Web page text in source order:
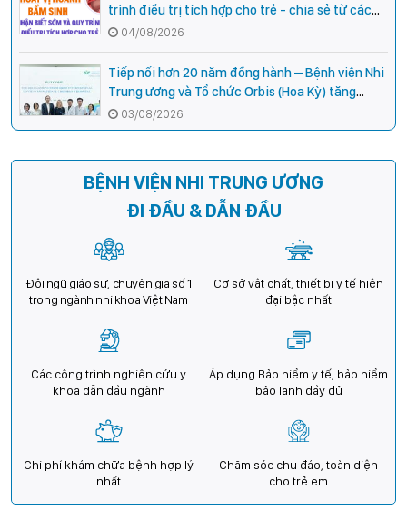
trình điều trị tích hợp cho trẻ - chia sẻ từ các
chuyên gia hàng đầu của Bệnh Viện Nhi Trung
ương
04/08/2026
Tiếp nối hơn 20 năm đồng hành – Bệnh viện Nhi
Trung ương và Tổ chức Orbis (Hoa Kỳ) tăng
cường hợp tác, mở rộng cơ hội bảo vệ thị lực
cho trẻ em Việt Nam
03/08/2026
BỆNH VIỆN NHI TRUNG ƯƠNG
ĐI ĐẦU & DẪN ĐẦU
Đội ngũ giáo sư, chuyên gia số 1
trong ngành nhi khoa Việt Nam
Cơ sở vật chất, thiết bị y tế hiện
đại bậc nhất
Các công trình nghiên cứu y
khoa dẫn đầu ngành
Áp dụng Bảo hiểm y tế, bảo hiểm
bảo lãnh đầy đủ
Chi phí khám chữa bệnh hợp lý
nhất
Chăm sóc chu đáo, toàn diện
cho trẻ em